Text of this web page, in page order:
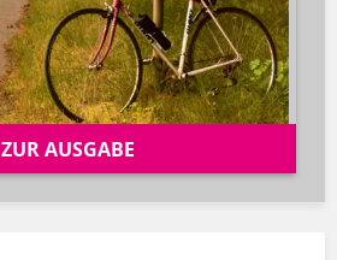
ZUR AUSGABE